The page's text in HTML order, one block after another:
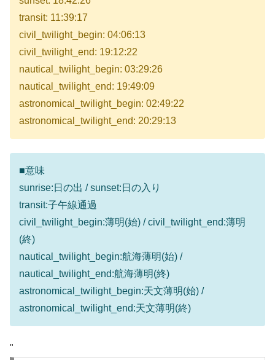
transit: 11:39:17
civil_twilight_begin: 04:06:13
civil_twilight_end: 19:12:22
nautical_twilight_begin: 03:29:26
nautical_twilight_end: 19:49:09
astronomical_twilight_begin: 02:49:22
astronomical_twilight_end: 20:29:13
■意味
sunrise:日の出 / sunset:日の入り
transit:子午線通過
civil_twilight_begin:薄明(始) / civil_twilight_end:薄明
(終)
nautical_twilight_begin:航海薄明(始) /
nautical_twilight_end:航海薄明(終)
astronomical_twilight_begin:天文薄明(始) /
astronomical_twilight_end:天文薄明(終)
"